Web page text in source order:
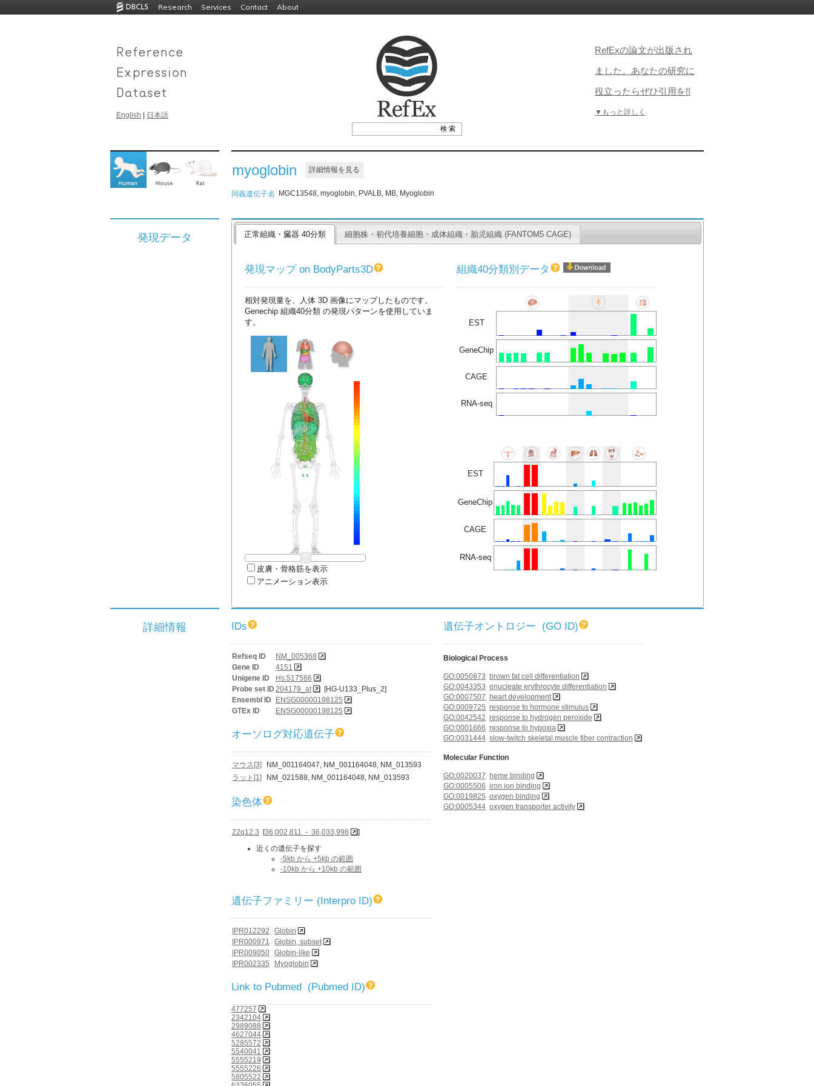
Research Services Contact About
English 日本語
RefExの論文が出版され
ました。あなたの研究に
役立ったらぜひ引用を!!
▼もっと詳しく
myoglobin 詳細情報を見る
同義遺伝子名 MGC13548, myoglobin, PVALB, MB, Myoglobin
発現データ 正常組織・臓器 40分類 細胞株・初代培養細胞・成体組織・胎児組織 (FANTOM5 CAGE)
発現マップ on BodyParts3D
相対発現量を、人体 3D 画像にマップしたものです。
Genechip 組織40分類 の発現パターンを使用していま
す。
皮膚・骨格筋を表示
アニメーション表示
組織40分類別データ
EST
GeneChip
CAGE
RNA-seq
EST
GeneChip
CAGE
RNA-seq
詳細情報 IDs
Refseq ID
NM_005368
Gene ID
4151
Unigene ID
Hs.517586
Probe set ID 204179_at
[HG-U133_Plus_2]
Ensembl ID
ENSG00000198125
GTEx ID
ENSG00000198125
オーソログ対応遺伝子
マウス[3]
NM_001164047, NM_001164048, NM_013593
ラット[1]
NM_021588, NM_001164048, NM_013593
染色体
22q12.3 [36,002,811 - 36,033,998
]
近くの遺伝子を探す
-5kb から +5kb の範囲
-10kb から +10kb の範囲
遺伝子ファミリー (Interpro ID)
IPR012292
Globin
IPR000971
Globin, subset
IPR009050 Globin-like
IPR002335
Myoglobin
Link to Pubmed (Pubmed ID)
477257
2342104
2989088
4627044
5285572
5540041
5555219
5555226
5805522
遺伝子オントロジー (GO ID)
Biological Process
GO:0050873 brown fat cell differentiation
GO:0043353 enucleate erythrocyte differentiation
GO:0007507 heart development
GO:0009725 response to hormone stimulus
GO:0042542 response to hydrogen peroxide
GO:0001666 response to hypoxia
GO:0031444 slow-twitch skeletal muscle fiber contraction
Molecular Function
GO:0020037
heme binding
GO:0005506 iron ion binding
GO:0019825 oxygen binding
GO:0005344 oxygen transporter activity